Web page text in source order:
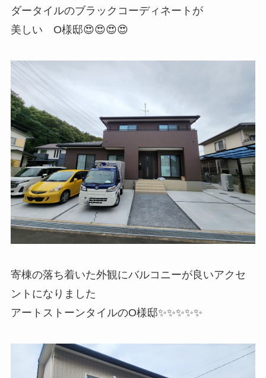
ダータイルのブラックコーディネートが
美しい O様邸😍😍😍😍
寄棟の落ち着いた外観にバルコニーが良いアクセ
ントになりました
アートストーンタイルのO様邸✨✨✨✨✨